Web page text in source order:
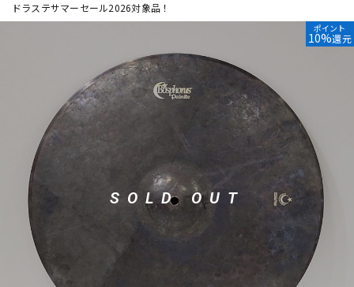
エレキギター
ウクレレ
ドラム パーカッション
電子ピアノ
その他楽器
ドラステサマーセール2026対象品！
SOLD OUT
ポイント
10%還元